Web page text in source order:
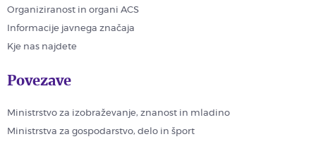
Organiziranost in organi ACS
Informacije javnega značaja
Kje nas najdete
Povezave
Ministrstvo za izobraževanje, znanost in mladino
Ministrstva za gospodarstvo, delo in šport